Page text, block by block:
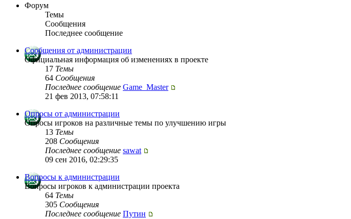
Форум
Темы
Сообщения
Последнее сообщение
Сообщения от администрации
Официальная информация об изменениях в проекте
17 Темы
64 Сообщения
Последнее сообщение Game_Master
21 фев 2013, 07:58:11
Опросы от администрации
Опросы игроков на различные темы по улучшению игры
13 Темы
208 Сообщения
Последнее сообщение sawat
09 сен 2016, 02:29:35
Вопросы к администрации
Вопросы игроков к администрации проекта
64 Темы
305 Сообщения
Последнее сообщение Путин